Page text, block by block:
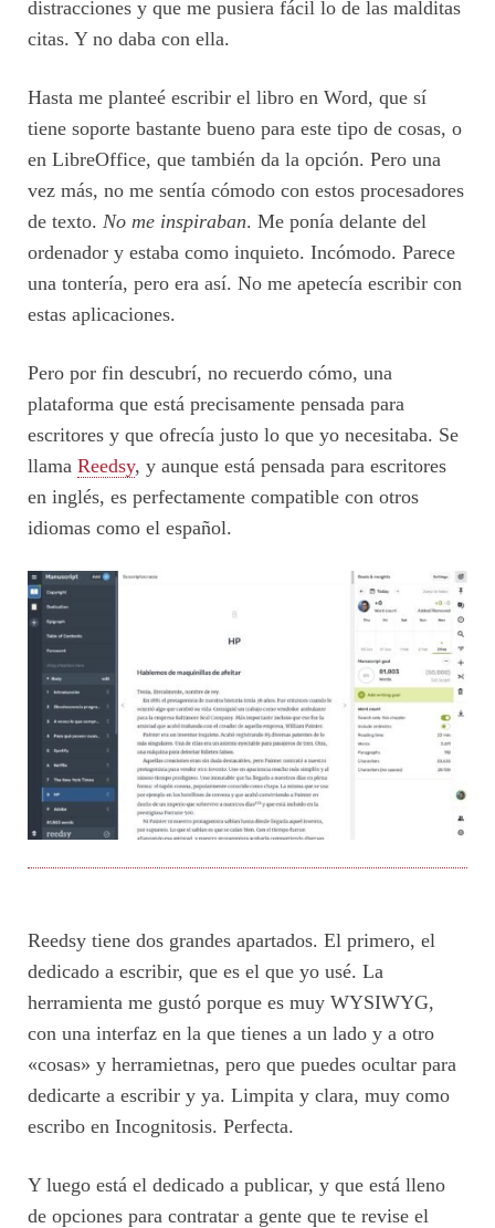
distracciones y que me pusiera fácil lo de las malditas
citas. Y no daba con ella.
Hasta me planteé escribir el libro en Word, que sí
tiene soporte bastante bueno para este tipo de cosas, o
en LibreOffice, que también da la opción. Pero una
vez más, no me sentía cómodo con estos procesadores
de texto. No me inspiraban. Me ponía delante del
ordenador y estaba como inquieto. Incómodo. Parece
una tontería, pero era así. No me apetecía escribir con
estas aplicaciones.
Pero por fin descubrí, no recuerdo cómo, una
plataforma que está precisamente pensada para
escritores y que ofrecía justo lo que yo necesitaba. Se
llama Reedsy, y aunque está pensada para escritores
en inglés, es perfectamente compatible con otros
idiomas como el español.
Reedsy tiene dos grandes apartados. El primero, el
dedicado a escribir, que es el que yo usé. La
herramienta me gustó porque es muy WYSIWYG,
con una interfaz en la que tienes a un lado y a otro
«cosas» y herramietnas, pero que puedes ocultar para
dedicarte a escribir y ya. Limpita y clara, muy como
escribo en Incognitosis. Perfecta.
Y luego está el dedicado a publicar, y que está lleno
de opciones para contratar a gente que te revise el